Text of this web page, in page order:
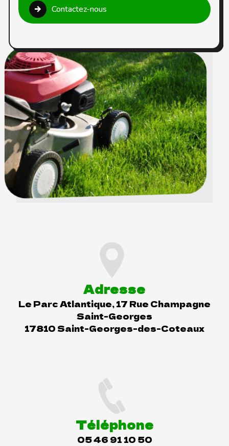
Contactez-nous
Adresse
Le Parc Atlantique, 17 Rue Champagne
Saint-Georges
17810 Saint-Georges-des-Coteaux
Téléphone
05 46 91 10 50